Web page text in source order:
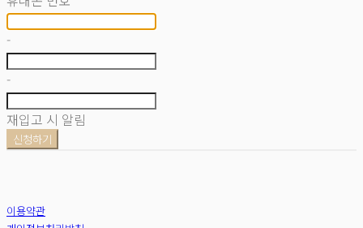
-
-
재입고 시 알림
신청하기
이용약관